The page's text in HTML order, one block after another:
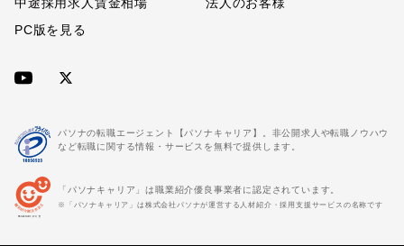
PC版を見る
パソナの転職エージェント【パソナキャリア】。非公開求人や転職ノウハウ
など転職に関する情報・サービスを無料で提供します。
「パソナキャリア」は職業紹介優良事業者に認定されています。
※「パソナキャリア」は株式会社パソナが運営する人材紹介・採用支援サービスの名称です